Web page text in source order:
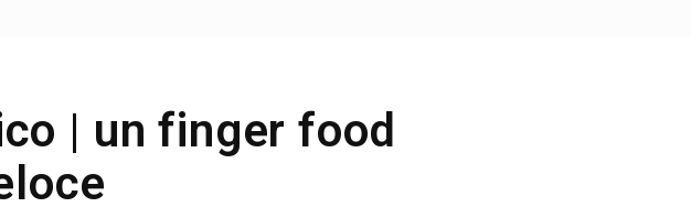
| un finger food